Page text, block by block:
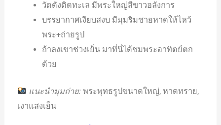
วัดดังติดทะเล มีพระใหญ่สีขาวอลังการ
บรรยากาศเงียบสงบ มีมุมริมชายหาดให้ไหว้
พระ+ถ่ายรูป
ถ้าลงเขาช่วงเย็น มาที่นี่ได้ชมพระอาทิตย์ตก
ด้วย
แนะนำมุมถ่าย: พระพุทธรูปขนาดใหญ่, หาดทราย,
เงาแสงเย็น